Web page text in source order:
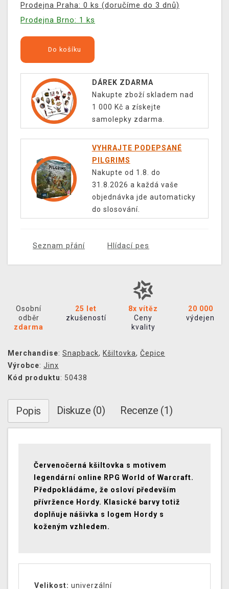
Prodejna Praha: 0 ks (doručíme do 3 dnů)
Prodejna Brno: 1 ks
Do košíku
DÁREK ZDARMA
Nakupte zboží skladem nad
1 000 Kč a získejte
samolepky zdarma.
VYHRAJTE PODEPSANÉ
PILGRIMS
Nakupte od 1.8. do
31.8.2026 a každá vaše
objednávka jde automaticky
do slosování.
Seznam přání Hlídací pes
Osobní
odběr
zdarma
25 let
zkušeností
8x vítěz
Ceny
kvality
20 000
výdejen
Merchandise: Snapback, Kšiltovka, Čepice
Výrobce: Jinx
Kód produktu: 50438
Popis Diskuze (0) Recenze (1)
Červenočerná kšiltovka s motivem
legendární online RPG World of Warcraft.
Předpokládáme, že osloví především
přívržence Hordy. Klasické barvy totiž
doplňuje nášivka s logem Hordy s
koženým vzhledem.
Velikost: univerzální